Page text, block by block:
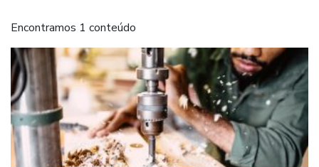
Encontramos 1 conteúdo